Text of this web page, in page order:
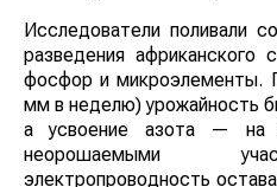
Исследователи поливали
разведения
фосфор и микроэлементы.
мм в неделю) урожайность
а усвоение азота —
неорошаемыми
электропроводность